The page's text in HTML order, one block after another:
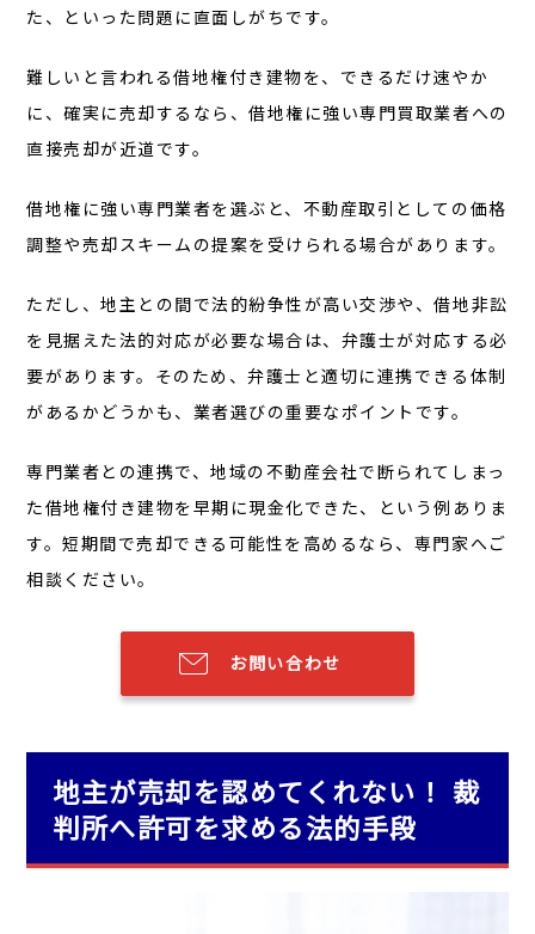
た、といった問題に直面しがちです。
難しいと言われる借地権付き建物を、できるだけ速やか
に、確実に売却するなら、借地権に強い専門買取業者への
直接売却が近道です。
借地権に強い専門業者を選ぶと、不動産取引としての価格
調整や売却スキームの提案を受けられる場合があります。
ただし、地主との間で法的紛争性が高い交渉や、借地非訟
を見据えた法的対応が必要な場合は、弁護士が対応する必
要があります。そのため、弁護士と適切に連携できる体制
があるかどうかも、業者選びの重要なポイントです。
専門業者との連携で、地域の不動産会社で断られてしまっ
た借地権付き建物を早期に現金化できた、という例ありま
す。短期間で売却できる可能性を高めるなら、専門家へご
相談ください。
お問い合わせ
地主が売却を認めてくれない！ 裁
判所へ許可を求める法的手段